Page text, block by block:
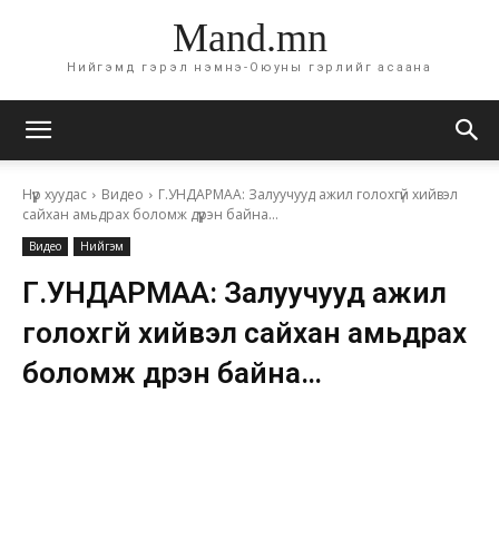
Mand.mn
Нийгэмд гэрэл нэмнэ-Оюуны гэрлийг асаана
Нүүр хуудас Видео
Г.УНДАРМАА: Залуучууд ажил голохгүй хийвэл
сайхан амьдрах боломж дүүрэн байна…
Видео Нийгэм
Г.УНДАРМАА: Залуучууд ажил
голохгүй хийвэл сайхан амьдрах
боломж дүүрэн байна…